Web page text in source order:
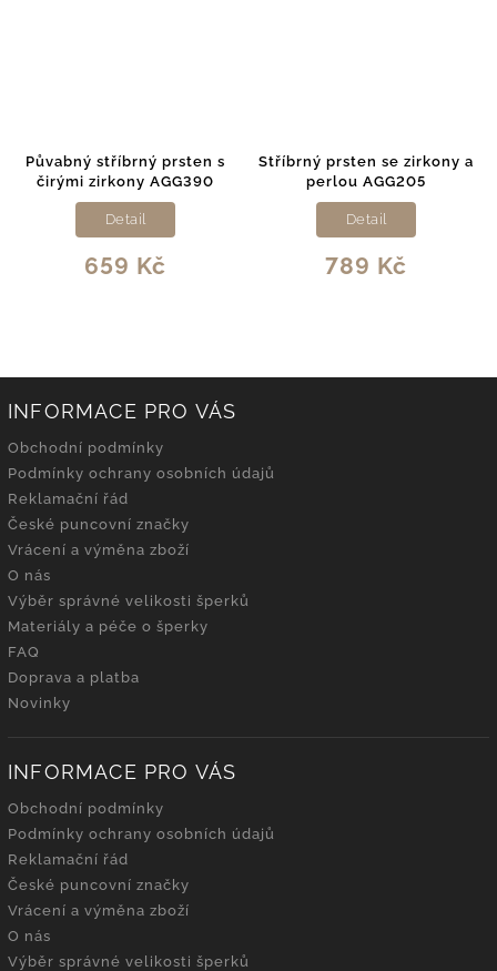
Půvabný stříbrný prsten s
čirými zirkony AGG390
659 Kč
Detail
Stříbrný prsten se zirkony a
perlou AGG205
789 Kč
Detail
INFORMACE PRO VÁS
Obchodní podmínky
Podmínky ochrany osobních údajů
Reklamační řád
České puncovní značky
Vrácení a výměna zboží
O nás
Výběr správné velikosti šperků
Materiály a péče o šperky
FAQ
Doprava a platba
Novinky
INFORMACE PRO VÁS
Obchodní podmínky
Podmínky ochrany osobních údajů
Reklamační řád
České puncovní značky
Vrácení a výměna zboží
O nás
Výběr správné velikosti šperků